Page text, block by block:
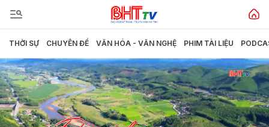
THỜI SỰ CHUYÊN ĐỀ VĂN HÓA - VĂN NGHỆ PHIM TÀI LIỆU